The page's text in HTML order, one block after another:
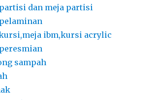
dan meja partisi
ibm,kursi acrylic
sampah